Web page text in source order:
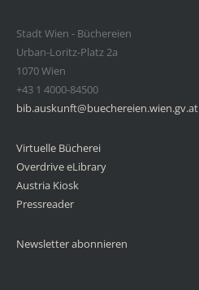
Stadt Wien - Büchereien
Urban-Loritz-Platz 2a
1070 Wien
+43 1 4000-84500
bib.auskunft@buechereien.wien.gv.at
Virtuelle Bücherei
Overdrive eLibrary
Austria Kiosk
Pressreader
Newsletter abonnieren